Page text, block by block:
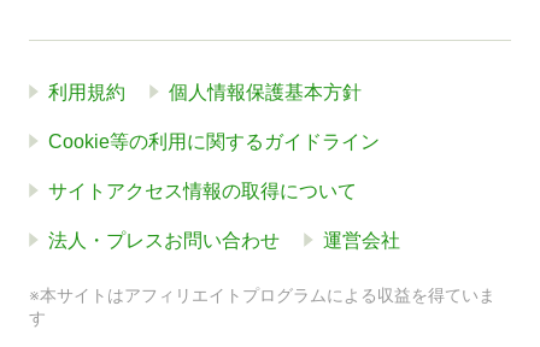
利用規約 個人情報保護基本方針
Cookie等の利用に関するガイドライン
サイトアクセス情報の取得について
法人・プレスお問い合わせ 運営会社
※本サイトはアフィリエイトプログラムによる収益を得ていま
す